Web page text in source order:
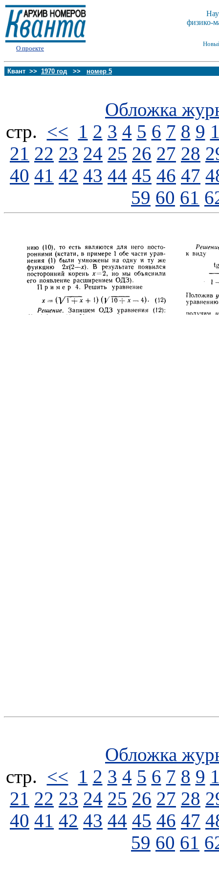
О проекте
физико-
Квант >> 1970 год >> номер 5
Обложка
стp. << 1 2 3 4 5 6 7 8 9
21 22 23 24 25 26 27 28
40 41 42 43 44 45 46 47
59 60 61
Обложка
стp. << 1 2 3 4 5 6 7 8 9
21 22 23 24 25 26 27 28
40 41 42 43 44 45 46 47
59 60 61